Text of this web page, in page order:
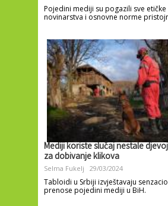
Pojedini mediji su pogazili sve
novinarstva i osnovne norme
Mediji koriste slučaj nestale
za dobivanje klikova
Selma Fukelj 29/03/2024
Tabloidi u Srbiji izvještavaju
prenose pojedini mediji u BiH.